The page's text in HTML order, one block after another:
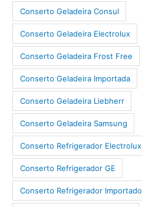
Conserto Geladeira Consul
Conserto Geladeira Electrolux
Conserto Geladeira Frost Free
Conserto Geladeira Importada
Conserto Geladeira Liebherr
Conserto Geladeira Samsung
Conserto Refrigerador Electrolux
Conserto Refrigerador GE
Conserto Refrigerador Importado